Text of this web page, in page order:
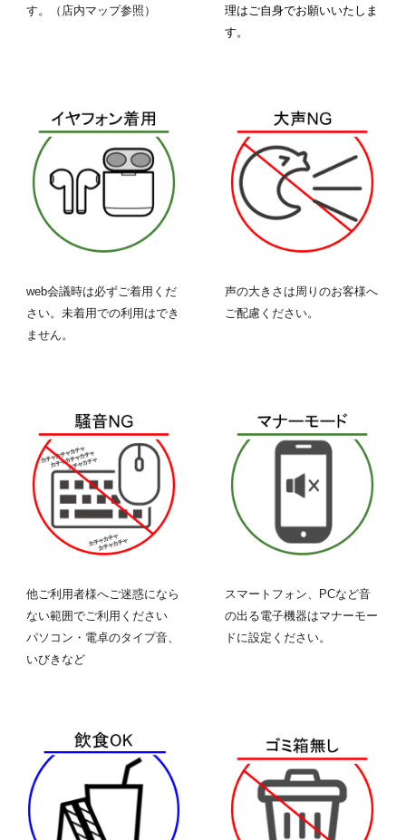
す。（店内マップ参照）
理はご自身でお願いいたしま
す。
web会議時は必ずご着用くだ
さい。未着用での利用はでき
ません。
声の大きさは周りのお客様へ
ご配慮ください。
他ご利用者様へご迷惑になら
ない範囲でご利用ください
パソコン・電卓のタイプ音、
いびきなど
スマートフォン、PCなど音
の出る電子機器はマナーモー
ドに設定ください。